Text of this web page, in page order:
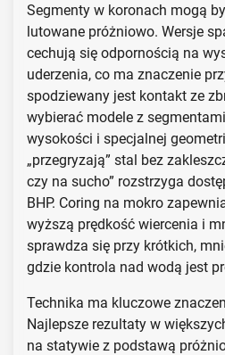
Segmenty w koronach mogą
lutowane próżniowo. Wersje
cechują się odpornością na
uderzenia, co ma znaczenie
spodziewany jest kontakt ze
wybierać modele z
wysokości i specjalnej
„przegryzają” stal bez
czy na sucho” rozstrzyga
BHP. Coring na mokro
wyższą prędkość wiercenia i
sprawdza się przy krótkich,
gdzie kontrola nad wodą jest
Technika ma kluczowe
Najlepsze rezultaty w
na statywie z podstawą